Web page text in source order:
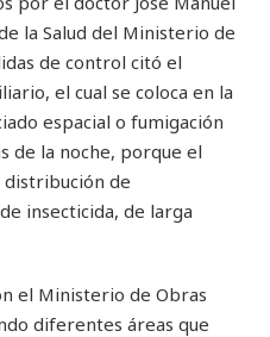
la Salud del Ministerio de
de control citó el
el cual se coloca en la
espacial o fumigación
de la noche, porque el
distribución de
insecticida, de larga
el Ministerio de Obras
diferentes áreas que